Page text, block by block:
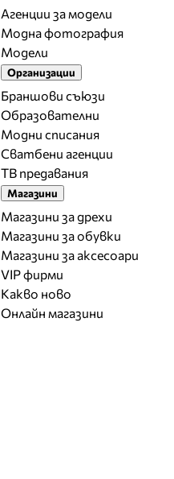
Агенции за модели
Модна фотография
Модели
Организации
Браншови съюзи
Образователни
Модни списания
Сватбени агенции
ТВ предавания
Магазини
Магазини за дрехи
Магазини за обувки
Магазини за aксесоари
VIP фирми
Какво ново
Онлайн магазини